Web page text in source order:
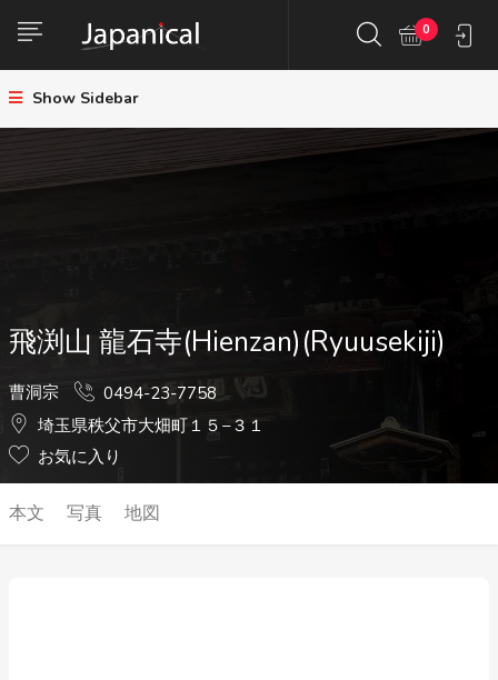
0
Show Sidebar
飛渕山 龍石寺(Hienzan)(Ryuusekiji)
曹洞宗
0494-23-7758
埼玉県秩父市大畑町１５−３１
お気に入り
本文 写真 地図